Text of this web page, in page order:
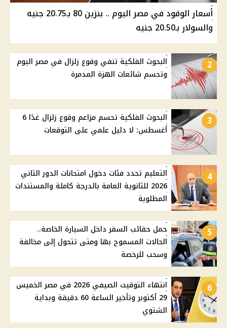
أسعار الوقود في مصر اليوم .. بنزين 80 بـ20.75 جنيه
والسولار بـ20.50 جنيه
2
البحوث الفلكية تنفي وقوع زلزال في مصر اليوم
وتحسم شائعات الهزة المدمرة
3
البحوث الفلكية تحسم مزاعم وقوع زلزال غدًا 6
أغسطس: لا دليل علمي على التوقعات
4
التعليم تحدد فئات دخول امتحانات الدور الثاني
2026 للثانوية العامة بالدرجة كاملة والمستندات
المطلوبة
5
حمل حقائب السفر داخل السيارة الخاصة..
الحالات المسموح بها ومتى تتحول إلى مخالفة
وسحب للرخصة
6
انتهاء التوقيت الصيفي 2026 في مصر الخميس
29 أكتوبر وتأخير الساعة 60 دقيقة وبداية
الشتوي